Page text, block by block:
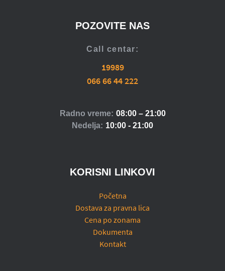
POZOVITE NAS
Call centar:
19989
066 66 44 222
Radno vreme: 08:00 – 21:00
Nedelja: 10:00 - 21:00
KORISNI LINKOVI
Početna
Dostava za pravna lica
Cena po zonama
Dokumenta
Kontakt